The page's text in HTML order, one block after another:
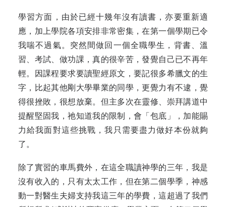
學習方面，由於已經十幾年沒有讀書，亦要重新適
應，加上學院各項安排非常密集，在第一個學期已令
我喘不過氣。突然間做回一個全職學生，背書、溫
習、考試、做功課，真的很辛苦，發覺自己已不再年
輕。因課程要求要讀聖經原文，要記很多希臘文的生
字，比起其他剛大學畢業的同學，更覺力有不逮，覺
得很挫敗，很想放棄。但主多次在靈修、崇拜講道中
提醒堅固我，祂知道我的限制，會「包底」，加能賜
力給我面對這些挑戰，我只需要盡力做好本份就夠
了。
除了實習的車馬費外，在這全職讀神學的三年，我是
沒有收入的，只有太太工作，但在第二個學季，神感
動一對醫生夫婦支持我這三年的學費，這超過了我們